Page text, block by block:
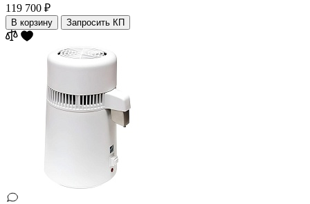
119 700 ₽
В корзину Запросить КП